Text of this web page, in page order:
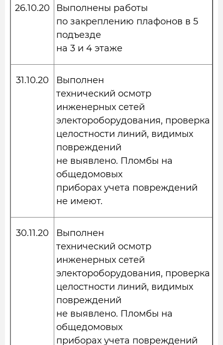
26.10.20
Выполнены работы
по закреплению плафонов в 5
подъезде
на 3 и 4 этаже
31.10.20
Выполнен
технический осмотр
инженерных сетей
электороборудования, проверка
целостности линий, видимых
повреждений
не выявлено. Пломбы на
общедомовых
приборах учета повреждений
не имеют.
30.11.20
Выполнен
технический осмотр
инженерных сетей
электороборудования, проверка
целостности линий, видимых
повреждений
не выявлено. Пломбы на
общедомовых
приборах учета повреждений